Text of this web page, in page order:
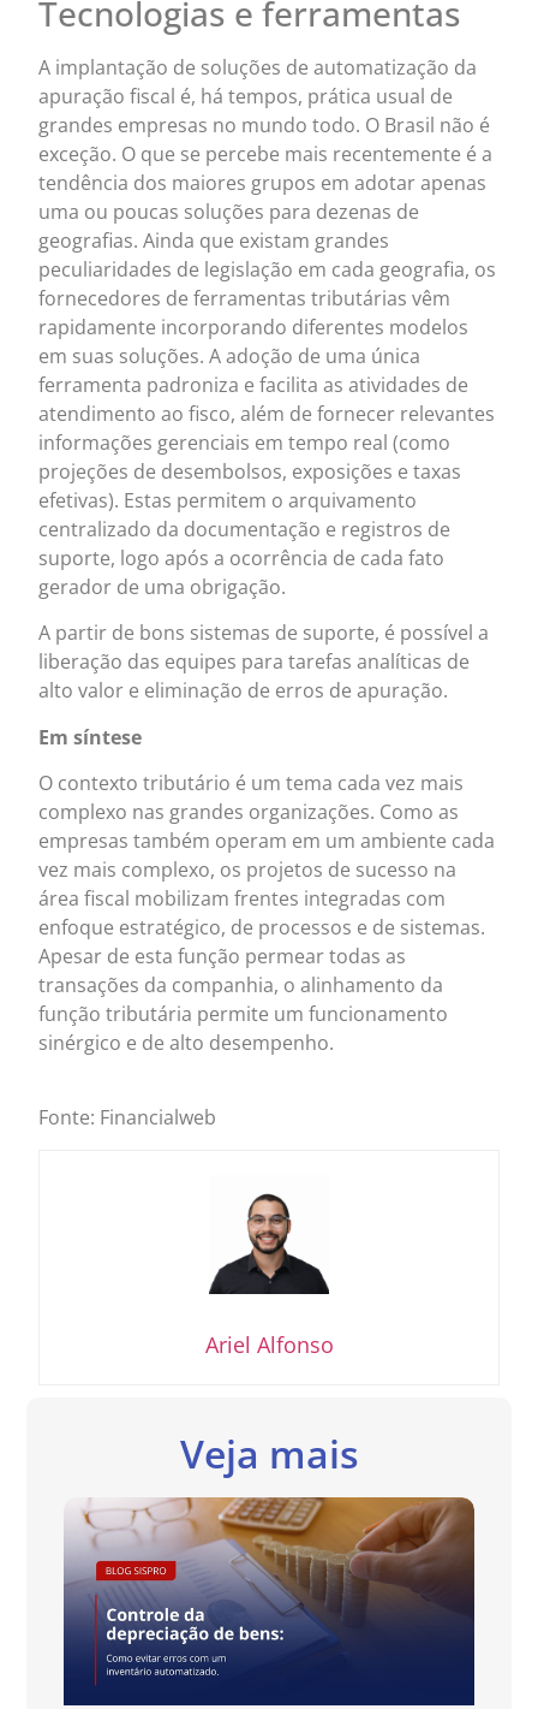
Tecnologias e ferramentas
A implantação de soluções de automatização da
apuração fiscal é, há tempos, prática usual de
grandes empresas no mundo todo. O Brasil não é
exceção. O que se percebe mais recentemente é a
tendência dos maiores grupos em adotar apenas
uma ou poucas soluções para dezenas de
geografias. Ainda que existam grandes
peculiaridades de legislação em cada geografia, os
fornecedores de ferramentas tributárias vêm
rapidamente incorporando diferentes modelos
em suas soluções. A adoção de uma única
ferramenta padroniza e facilita as atividades de
atendimento ao fisco, além de fornecer relevantes
informações gerenciais em tempo real (como
projeções de desembolsos, exposições e taxas
efetivas). Estas permitem o arquivamento
centralizado da documentação e registros de
suporte, logo após a ocorrência de cada fato
gerador de uma obrigação.
A partir de bons sistemas de suporte, é possível a
liberação das equipes para tarefas analíticas de
alto valor e eliminação de erros de apuração.
Em síntese
O contexto tributário é um tema cada vez mais
complexo nas grandes organizações. Como as
empresas também operam em um ambiente cada
vez mais complexo, os projetos de sucesso na
área fiscal mobilizam frentes integradas com
enfoque estratégico, de processos e de sistemas.
Apesar de esta função permear todas as
transações da companhia, o alinhamento da
função tributária permite um funcionamento
sinérgico e de alto desempenho.
Fonte: Financialweb
Ariel Alfonso
Veja mais